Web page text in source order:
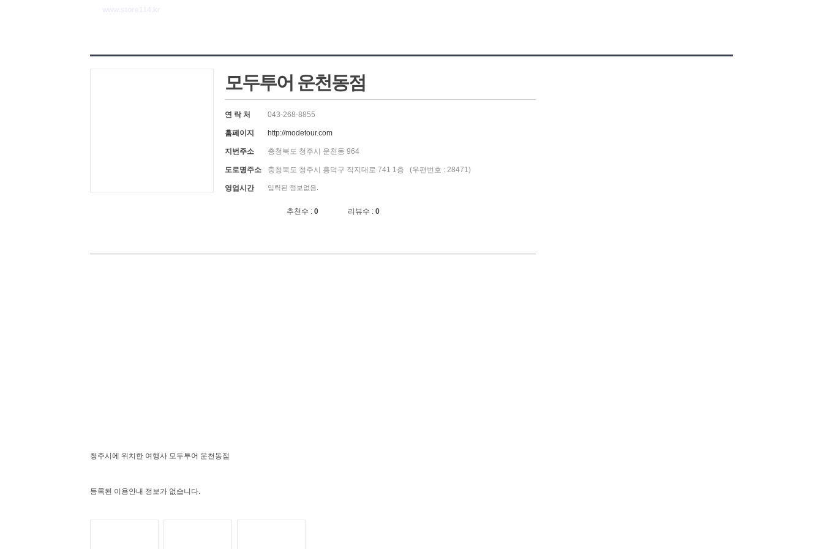
모두투어 운천동점
연 락 처 043-268-8855
홈페이지 http://modetour.com
지번주소 충청북도 청주시 운천동 964
도로명주소 충청북도 청주시 흥덕구 직지대로 741 1층 (우편번호 : 28471)
영업시간 입력된 정보없음.
추천수 : 0 리뷰수 : 0
청주시에 위치한 여행사 모두투어 운천동점
등록된 이용안내 정보가 없습니다.